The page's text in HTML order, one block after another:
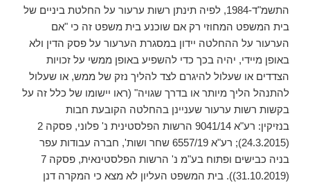
התשמ"ד-1984, לפיה תינתן רשות ערעור על החלטת ביניים של
בית המשפט המחוזי רק אם שוכנע בית משפט זה כי "אם
הערעור על ההחלטה יידון במסגרת הערעור על פסק הדין ולא
באופן מיידי, יהיה בכך כדי להשפיע באופן ממשי על זכויות
הצדדים או שעלול להיגרם לצד להליך נזק של ממש, או שעלול
להתנהל הליך מיותר או בדרך שגויה" (ראו יישומו של כלל זה על
בקשות רשות ערעור שעניינן בהחלטה הקובעת חבות
בנזיקין: רע"א 9041/14 הרשות הפלסטינית נ' פלוני, פסקה 2
(24.3.2015); רע"א 6557/19 שחר ושות', חברה עבודות עפר
בניה כבישים ופתוח בע"מ נ' הרשות הפלסטינאית, פסקה 7
(31.10.2019)). בית המשפט העליון לא מצא כי המקרה דנן